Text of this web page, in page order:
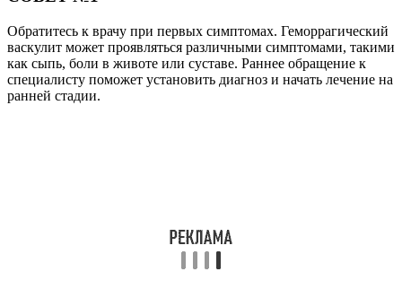
Обратитесь к врачу при первых симптомах. Геморрагический
васкулит может проявляться различными симптомами, такими
как сыпь, боли в животе или суставе. Раннее обращение к
специалисту поможет установить диагноз и начать лечение на
ранней стадии.